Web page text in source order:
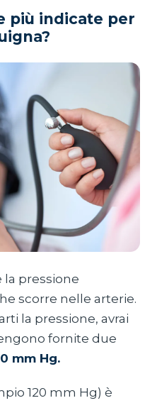
più indicate per
la pressione
scorre nelle arterie.
la pressione, avrai
fornite due
mm Hg.
120 mm Hg) è